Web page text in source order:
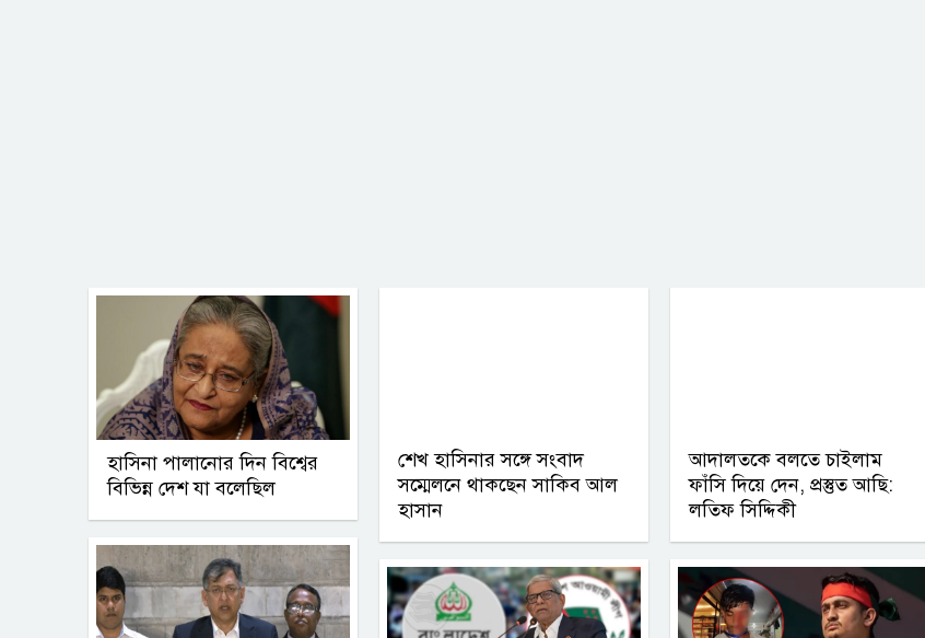
হাসিনা পালানোর দিন বিশ্বের
বিভিন্ন দেশ যা বলেছিল
শেখ হাসিনার সঙ্গে সংবাদ
সম্মেলনে থাকছেন সাকিব আল
হাসান
আদালতকে বলতে চাইলাম
ফাঁসি দিয়ে দেন, প্রস্তুত আছি:
লতিফ সিদ্দিকী